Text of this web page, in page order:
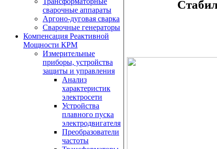
сварочные аппараты
Аргоно-дуговая сварка
Сварочные генераторы
Компенсация Реактивной
Мощности КРМ
Измерительные
приборы, устройства
защиты и управления
Анализ
характеристик
электросети
Устройства
плавного пуска
электродвигателя
Преобразователи
частоты